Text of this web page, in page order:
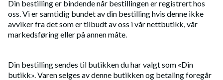
Din bestilling er bindende når bestillingen er registrert hos
oss. Vi er samtidig bundet av din bestilling hvis denne ikke
avviker fra det som er tilbudt av oss i vår nettbutikk, vår
markedsføring eller på annen måte.
Din bestilling sendes til butikken du har valgt som «Din
butikk». Varen selges av denne butikken og betaling foregår